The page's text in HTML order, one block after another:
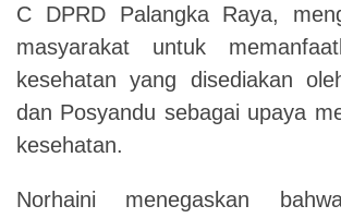
C DPRD Palangka Raya,
masyarakat untuk
kesehatan yang disediakan
dan Posyandu sebagai upaya
kesehatan.
Norhaini menegaskan